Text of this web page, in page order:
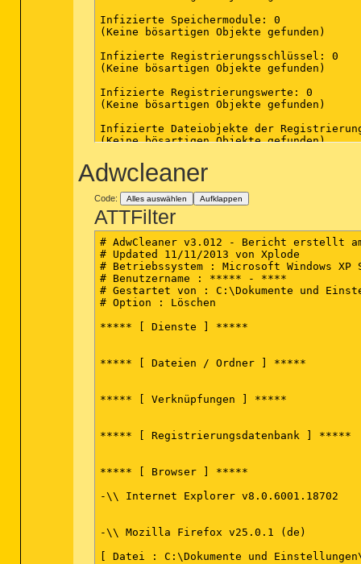
Infizierte Speichermodule: 0
(Keine bösartigen Objekte gefunden)
Infizierte Registrierungsschlüssel: 0
(Keine bösartigen Objekte gefunden)
Infizierte Registrierungswerte: 0
(Keine bösartigen Objekte gefunden)
Infizierte Dateiobjekte der
(Keine bösartigen Objekte gefunden)
Infizierte Verzeichnisse: 0
(Keine bösartigen Objekte gefunden)
Infizierte Dateien: 0
(Keine bösartigen Objekte gefunden)
(Ende)
Adwcleaner
Code: Alles auswählen Aufklappen
ATTFilter
# AdwCleaner v3.012 - Bericht erstellt
# Updated 11/11/2013 von Xplode
# Betriebssystem : Microsoft Windows
# Benutzername : ***** - ****
# Gestartet von : C:\Dokumente und
# Option : Löschen
***** [ Dienste ] *****
***** [ Dateien / Ordner ] *****
***** [ Verknüpfungen ] *****
***** [ Registrierungsdatenbank ] *****
***** [ Browser ] *****
-\\ Internet Explorer v8.0.6001.18702
-\\ Mozilla Firefox v25.0.1 (de)
[ Datei : C:\Dokumente und